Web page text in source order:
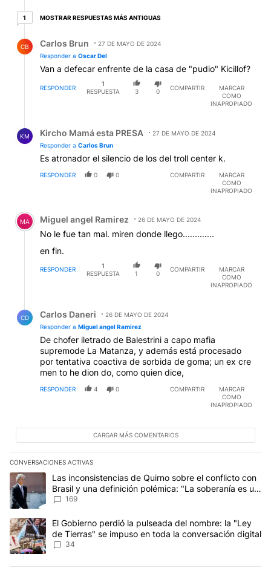
11 respuesta más antiguas
MOSTRAR RESPUESTAS MÁS ANTIGUAS
CB Carlos Brun
27 DE MAYO DE 2024
Responder a Oscar Del
Van a defecar enfrente de la casa de "pudio" Kicillof?
RESPONDER
1
RESPUESTA
3 0
COMPARTIR
MARCAR
COMO
INAPROPIADO
KM Kircho Mamá esta PRESA
27 DE MAYO DE 2024
Responder a Carlos Brun
Es atronador el silencio de los del troll center k.
RESPONDER 0 0 COMPARTIR
MARCAR
COMO
INAPROPIADO
Comentario de Miguel angel Ramirez.
MA Miguel angel Ramirez 26 DE MAYO DE 2024
No le fue tan mal. miren donde llego.............
en fin.
RESPONDER
1
RESPUESTA
1 0
COMPARTIR
MARCAR
COMO
INAPROPIADO
CD Carlos Daneri
26 DE MAYO DE 2024
Responder a Miguel angel Ramirez
De chofer iletrado de Balestrini a capo mafia
supremode La Matanza, y además está procesado
por tentativa coactiva de sorbida de goma; un ex cre
men to he dion do, como quien dice,
RESPONDER 4 0 COMPARTIR
MARCAR
COMO
INAPROPIADO
CARGAR MÁS COMENTARIOS
CONVERSACIONES ACTIVAS
Este listado muestra los artículos con más comentarios en los
Un artículo de tendencia con el título "Las inconsistencias de
Las inconsistencias de Quirno sobre el conflicto con
Brasil y una definición polémica: "La soberanía es un
concepto antiguo"
169
Un artículo de tendencia con el título "El Gobierno perdió la
El Gobierno perdió la pulseada del nombre: la "Ley
de Tierras" se impuso en toda la conversación digital
34